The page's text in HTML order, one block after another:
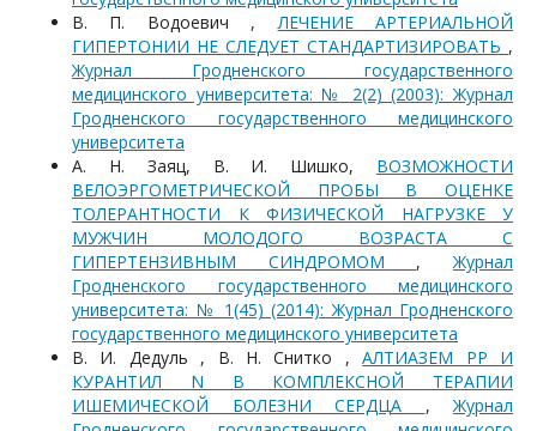
В. П. Водоевич , ЛЕЧЕНИЕ АРТЕРИАЛЬНОЙ
ГИПЕРТОНИИ НЕ СЛЕДУЕТ СТАНДАРТИЗИРОВАТЬ ,
Журнал Гродненского государственного
медицинского университета: № 2(2) (2003): Журнал
Гродненского государственного медицинского
университета
А. Н. Заяц, В. И. Шишко, ВОЗМОЖНОСТИ
ВЕЛОЭРГОМЕТРИЧЕСКОЙ ПРОБЫ В ОЦЕНКЕ
ТОЛЕРАНТНОСТИ К ФИЗИЧЕСКОЙ НАГРУЗКЕ У
МУЖЧИН МОЛОДОГО ВОЗРАСТА С
ГИПЕРТЕНЗИВНЫМ СИНДРОМОМ ,Журнал
Гродненского государственного медицинского
университета: № 1(45) (2014): Журнал Гродненского
государственного медицинского университета
В. И. Дедуль , В. Н. Снитко ,АЛТИАЗЕМ РР И
КУРАНТИЛ N В КОМПЛЕКСНОЙ ТЕРАПИИ
ИШЕМИЧЕСКОЙ БОЛЕЗНИ СЕРДЦА , Журнал